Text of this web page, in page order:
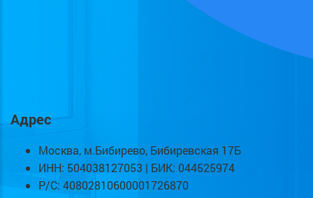
Адрес
Москва, м.Бибирево, Бибиревская 17Б
ИНН: 504038127053 | БИК: 044525974
Р/С: 40802810600001726870